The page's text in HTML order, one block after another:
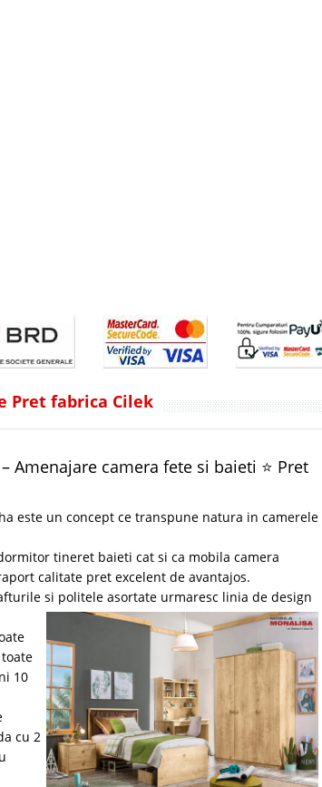
Pret fabrica Cilek
camera fete si baieti ⭐ Pret
este un concept ce transpune natura in camerele
tineret baieti cat si ca mobila camera
calitate pret excelent de avantajos.
si politele asortate urmaresc linia de design
10
cu 2